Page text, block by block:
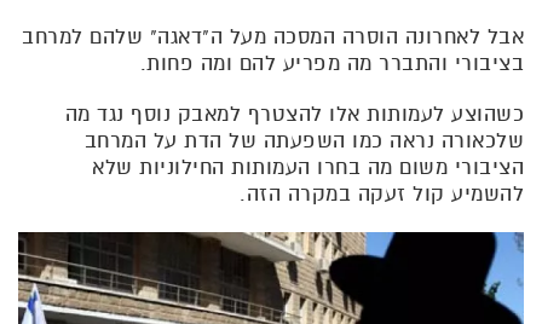
אבל לאחרונה הוסרה המסכה מעל ה"דאגה" שלהם למרחב
בציבורי והתברר מה מפריע להם ומה פחות.
כשהוצע לעמותות אלו להצטרף למאבק נוסף נגד מה
שלכאורה נראה כמו השפעתה של הדת על המרחב
הציבורי משום מה בחרו העמותות החילוניות שלא
להשמיע קול זעקה במקרה הזה.